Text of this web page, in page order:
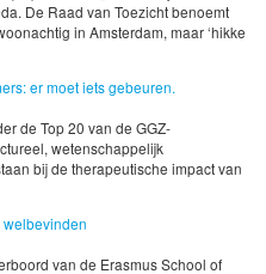
De Raad van Toezicht benoemt
in Amsterdam, maar ‘hikke
er moet iets gebeuren.
de Top 20 van de GGZ-
wetenschappelijk
bij de therapeutische impact van
van de Erasmus School of